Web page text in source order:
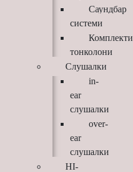
Саундбар
системи
Комплекти
тонколони
Слушалки
in-
ear
слушалки
over-
ear
слушалки
HI-